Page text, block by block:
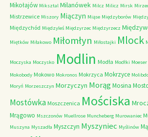
Mikołajów Miksztal Milanówek Milcz Milicz Mirsk
Mistrzewice Miszory Miączyn Miąse Międzyborów
Międzychód Międzyleś Międzyrzec Międzyrzecz
Miętków Miłakowo Miłomłyn Miłostajki Mlock
Moczyska Moczysko Modlin Modła Modłki Moeser
Mokobody Mokowo Mokronos Mokrzyca Mokrzyce
Moryń Morzeszczyn Morzyczyn MorągMosina
Mostówka Moszczenica Mościska
Mrągowo Mszczonów Muellrose Muncheberg Murowaniec
Muszyna Myszadła Myszczyn Myszyniec Myślinów